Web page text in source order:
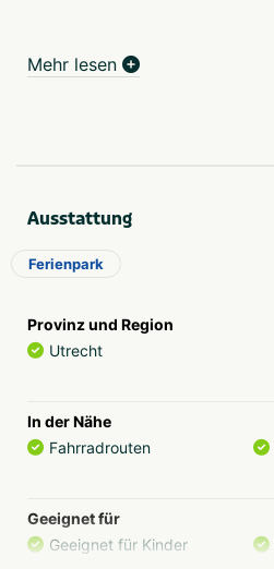
Mehr lesen
Ausstattung
Ferienpark
Provinz und Region
Utrecht
In der Nähe
Fahrradrouten
Geeignet für
Geeignet für Kinder